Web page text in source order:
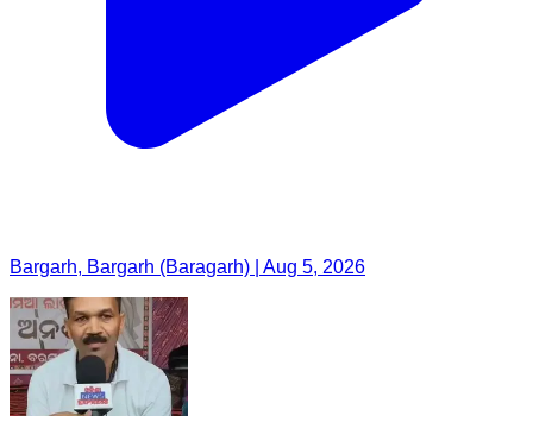
Bargarh, Bargarh (Baragarh) | Aug 5, 2026